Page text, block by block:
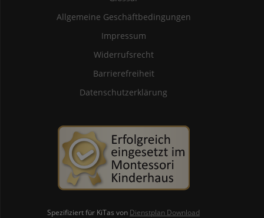
Allgemeine Geschäftbedingungen
Impressum
Widerrufsrecht
Barrierefreiheit
Datenschutzerklärung
Spezifiziert für KiTas von Dienstplan Download